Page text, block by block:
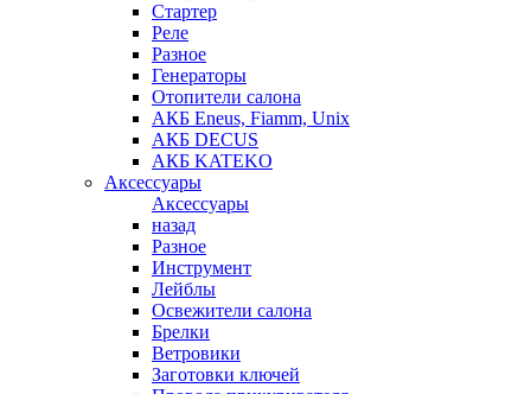
Стартер
Реле
Разное
Генераторы
Отопители салона
АКБ Eneus, Fiamm, Unix
АКБ DECUS
АКБ KATEKO
Аксессуары
Аксессуары
назад
Разное
Инструмент
Лейблы
Освежители салона
Брелки
Ветровики
Заготовки ключей